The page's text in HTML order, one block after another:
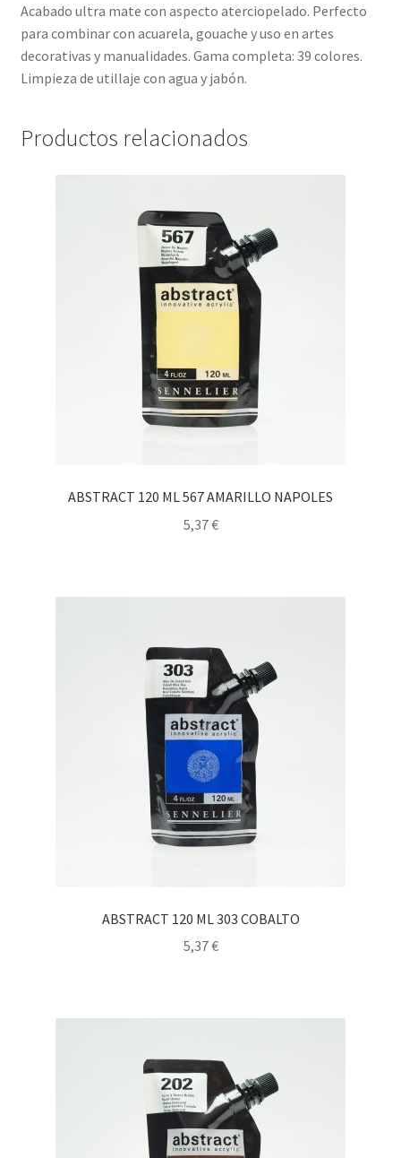
Acabado ultra mate con aspecto aterciopelado. Perfecto
para combinar con acuarela, gouache y uso en artes
decorativas y manualidades. Gama completa: 39 colores.
Limpieza de utillaje con agua y jabón.
Productos relacionados
ABSTRACT 120 ML 567 AMARILLO NAPOLES
5,37€
ABSTRACT 120 ML 303 COBALTO
5,37€